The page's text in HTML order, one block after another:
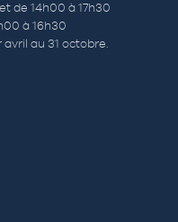
de 14h00 à 17h30
à 16h30
avril au 31 octobre.